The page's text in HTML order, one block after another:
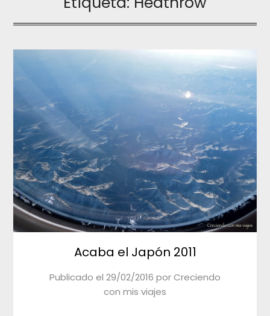
Acaba el Japón 2011
Publicado el 29/02/2016 porCreciendo
con mis viajes